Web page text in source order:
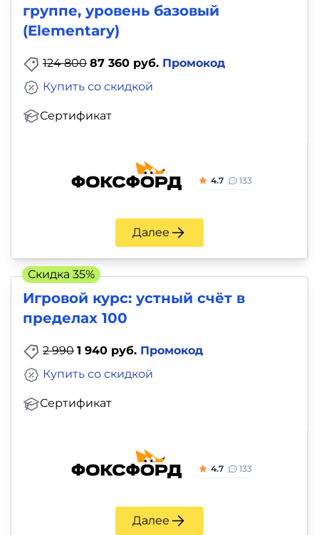
группе, уровень базовый
(Elementary)
124 800 87 360 руб. Промокод
Сертификат
Купить со скидкой
4.7 133
Далее
Игровой курс: устный счёт в
пределах 100
2 990 1 940 руб. Промокод
Сертификат
Купить со скидкой
4.7 133
Далее
Скидка 35%